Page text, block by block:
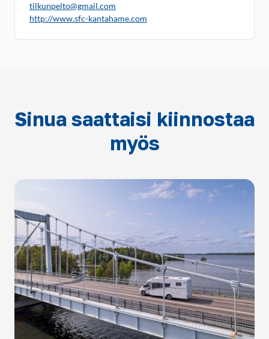
tilkunpelto@gmail.com
http://www.sfc-kantahame.com
Sinua saattaisi kiinnostaa
myös